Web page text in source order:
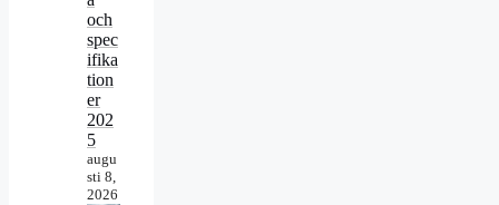
och
spec
ifika
tion
er
202
5
augu
sti 8,
2026